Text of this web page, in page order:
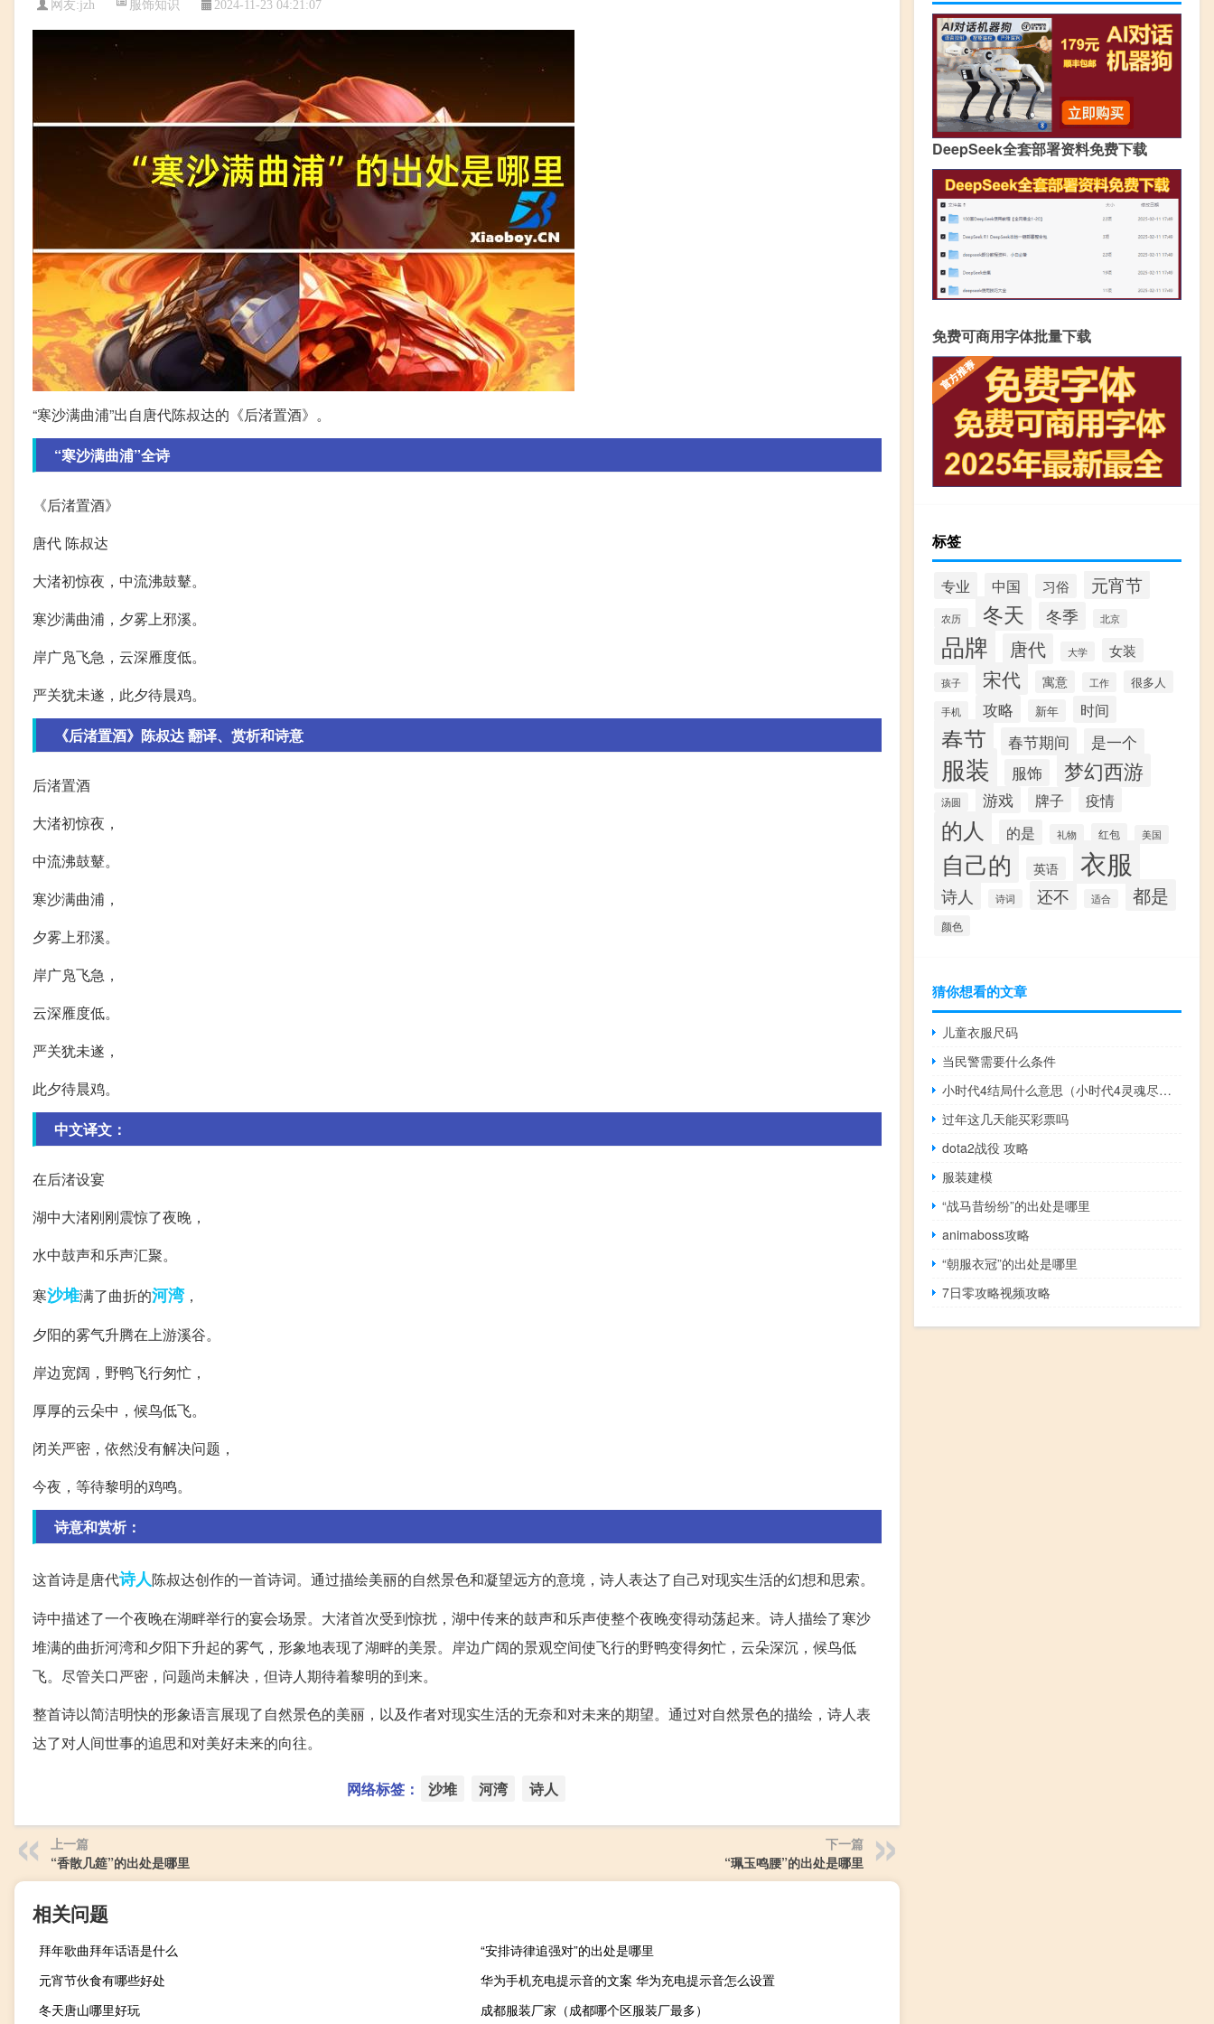
网友:jzh 2024-11-23 04:21:07
“寒沙满曲浦”出自唐代陈叔达的《后渚置酒》。
“寒沙满曲浦”全诗
《后渚置酒》
唐代 陈叔达
大渚初惊夜，中流沸鼓鼙。
寒沙满曲浦，夕雾上邪溪。
岸广凫飞急，云深雁度低。
严关犹未遂，此夕待晨鸡。
《后渚置酒》陈叔达 翻译、赏析和诗意
后渚置酒
大渚初惊夜，
中流沸鼓鼙。
寒沙满曲浦，
夕雾上邪溪。
岸广凫飞急，
云深雁度低。
严关犹未遂，
此夕待晨鸡。
中文译文：
在后渚设宴
湖中大渚刚刚震惊了夜晚，
水中鼓声和乐声汇聚。
寒沙堆满了曲折的河湾，
夕阳的雾气升腾在上游溪谷。
岸边宽阔，野鸭飞行匆忙，
厚厚的云朵中，候鸟低飞。
闭关严密，依然没有解决问题，
今夜，等待黎明的鸡鸣。
诗意和赏析：
这首诗是唐代诗人陈叔达创作的一首诗词。通过描绘美丽的自然景色和凝望远方的意境，诗人表达了自己对现实生活的幻想和思索。
诗中描述了一个夜晚在湖畔举行的宴会场景。大渚首次受到惊扰，湖中传来的鼓声和乐声使整个夜晚变得动荡起来。诗人描绘了寒沙
堆满的曲折河湾和夕阳下升起的雾气，形象地表现了湖畔的美景。岸边广阔的景观空间使飞行的野鸭变得匆忙，云朵深沉，候鸟低
飞。尽管关口严密，问题尚未解决，但诗人期待着黎明的到来。
整首诗以简洁明快的形象语言展现了自然景色的美丽，以及作者对现实生活的无奈和对未来的期望。通过对自然景色的描绘，诗人表
达了对人间世事的追思和对美好未来的向往。
网络标签： 沙堆 河湾 诗人
上一篇
“香散几筵”的出处是哪里
下一篇
“珮玉鸣腰”的出处是哪里
相关问题
拜年歌曲拜年话语是什么
“安排诗律追强对”的出处是哪里
元宵节伙食有哪些好处
华为手机充电提示音的文案 华为充电提示音怎么设置
冬天唐山哪里好玩
成都服装厂家（成都哪个区服装厂最多）
DeepSeek全套部署资料免费下载
免费可商用字体批量下载
标签
专业 中国 习俗 元宵节
农历 冬天 冬季 北京
品牌 唐代 大学 女装
孩子 宋代 寓意 工作 很多人
手机 攻略 新年 时间
春节 春节期间 是一个
服装 服饰 梦幻西游
汤圆 游戏 牌子 疫情
的人 的是 礼物 红包 美国
自己的 英语 衣服
诗人 诗词 还不 适合 都是
颜色
猜你想看的文章
儿童衣服尺码
当民警需要什么条件
小时代4结局什么意思（小时代4灵魂尽头结局什么意思）
过年这几天能买彩票吗
dota2战役 攻略
服装建模
“战马昔纷纷”的出处是哪里
animaboss攻略
“朝服衣冠”的出处是哪里
7日零攻略视频攻略